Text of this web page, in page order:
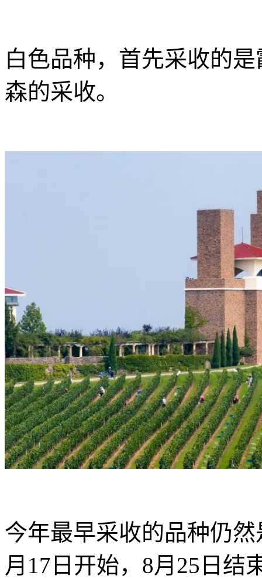
白色品种，首先采收的
森的采收。
今年最早采收的品种仍
月17日开始，8月25日结